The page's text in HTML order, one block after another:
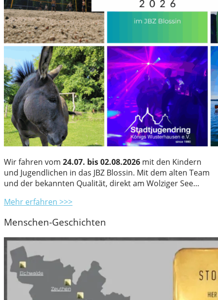
Wir fahren vom 24.07. bis 02.08.2026 mit den Kindern
und Jugendlichen in das JBZ Blossin. Mit dem alten Team
und der bekannten Qualität, direkt am Wolziger See…
Mehr erfahren >>>
Menschen-Geschichten